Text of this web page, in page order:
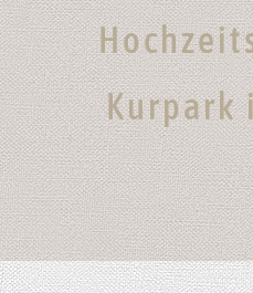
Kurpark